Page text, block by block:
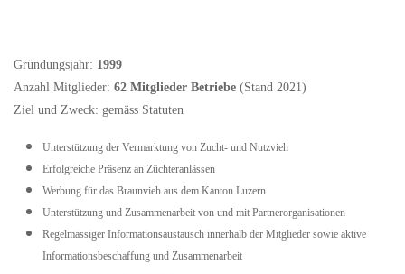
Gründungsjahr: 1999
Anzahl Mitglieder: 62 Mitglieder Betriebe (Stand 2021)
Ziel und Zweck: gemäss Statuten
Unterstützung der Vermarktung von Zucht- und Nutzvieh
Erfolgreiche Präsenz an Züchteranlässen
Werbung für das Braunvieh aus dem Kanton Luzern
Unterstützung und Zusammenarbeit von und mit Partnerorganisationen
Regelmässiger Informationsaustausch innerhalb der Mitglieder sowie aktive
Informationsbeschaffung und Zusammenarbeit